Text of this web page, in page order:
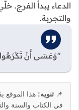
الدعاء يبدأ الفرج.
والتجربة.
"وَعَسَى أَنْ
📌 تنويه: هذا الموقع
في الكتاب والسنة